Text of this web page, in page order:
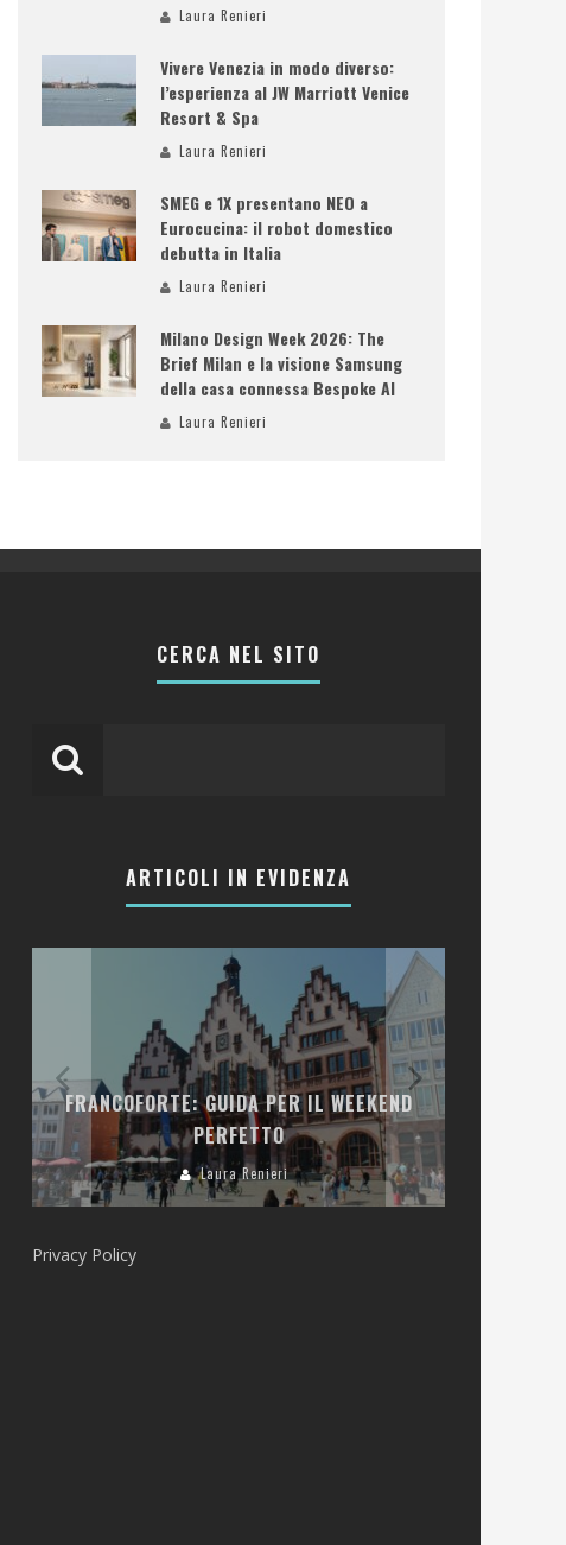
Laura Renieri
Vivere Venezia in modo diverso:
l’esperienza al JW Marriott Venice
Resort & Spa
Laura Renieri
SMEG e 1X presentano NEO a
Eurocucina: il robot domestico
debutta in Italia
Laura Renieri
Milano Design Week 2026: The
Brief Milan e la visione Samsung
della casa connessa Bespoke AI
Laura Renieri
CERCA NEL SITO
ARTICOLI IN EVIDENZA
FRANCOFORTE: GUIDA PER IL WEEKEND
PERFETTO
Laura Renieri
Privacy Policy